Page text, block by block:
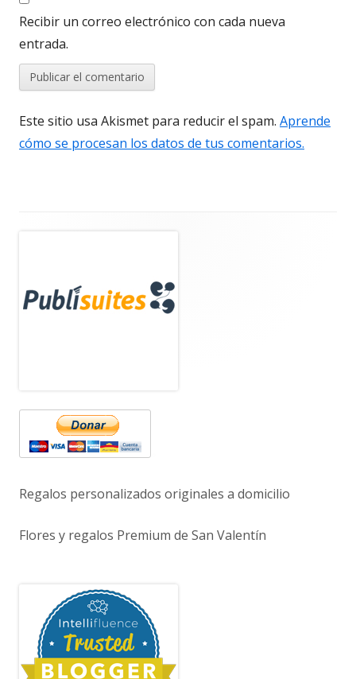
Recibir un correo electrónico con cada nueva
entrada.
Este sitio usa Akismet para reducir el spam. Aprende
cómo se procesan los datos de tus comentarios.
lateral
principal
Regalos personalizados originales a domicilio
Flores y regalos Premium de San Valentín